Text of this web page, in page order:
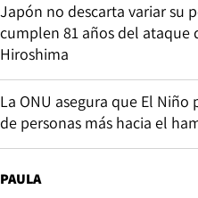
Japón no descarta variar su
cumplen 81 años del ataque
Hiroshima
La ONU asegura que El
de personas más hacia el
PAULA